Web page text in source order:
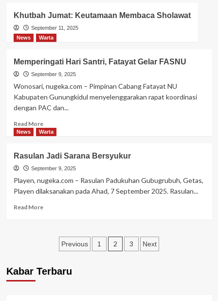
Ngaji”
Nahdliyyin
Logandeng
Istighotsah
dan
Pengajian
Khutbah Jumat: Keutamaan Membaca Sholawat
September 11, 2025
News
Warta
Memperingati Hari Santri, Fatayat Gelar FASNU
September 9, 2025
Wonosari, nugeka.com – Pimpinan Cabang Fatayat NU
Kabupaten Gunungkidul menyelenggarakan rapat koordinasi
dengan PAC dan...
Read MoreRead
more
Hari
Santri,
Fatayat
Gelar
News Warta
Rasulan Jadi Sarana Bersyukur
September 9, 2025
Playen, nugeka.com – Rasulan Padukuhan Gubugrubuh, Getas,
Playen dilaksanakan pada Ahad, 7 September 2025. Rasulan...
Read MoreRead
SaranaPosts
Previous 1 2 3 Next
Kabar Terbaru